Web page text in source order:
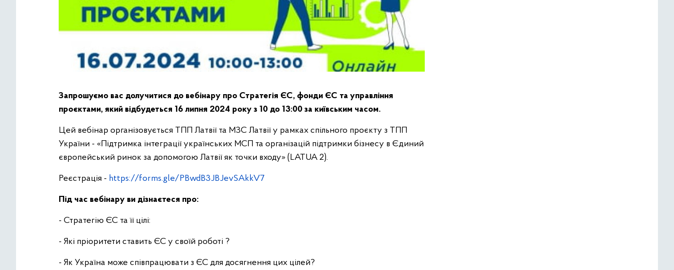
Запрошуємо вас долучитися до вебінару про Стратегія ЄС, фонди ЄС та управління
проєктами, який відбудеться 16 липня 2024 року з 10 до 13:00 за київським часом.
Цей вебінар організовується ТПП Латвії та МЗС Латвії у рамках спільного проєкту з ТПП
України - «Підтримка інтеграції українських МСП та організацій підтримки бізнесу в Єдиний
європейський ринок за допомогою Латвії як точки входу» (LATUA 2).
Реєстрація - https://forms.gle/PBwdB3JBJevSAkkV7
Під час вебінару ви дізнаєтеся про:
- Стратегію ЄС та її цілі:
- Які пріоритети ставить ЄС у своїй роботі ?
- Як Україна може співпрацювати з ЄС для досягнення цих цілей?